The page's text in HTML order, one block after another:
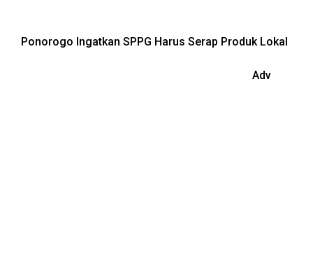
Ponorogo Ingatkan SPPG Harus Serap Produk Lokal
Adv